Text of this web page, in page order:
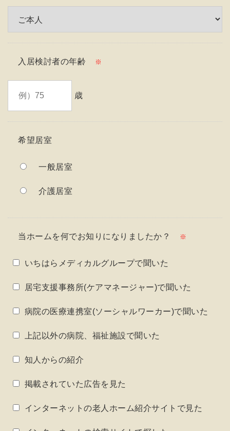
入居検討者の年齢 ※
歳
希望居室
一般居室
介護居室
当ホームを何でお知りになりましたか？ ※
いちはらメディカルグループで聞いた
居宅支援事務所(ケアマネージャー)で聞いた
病院の医療連携室(ソーシャルワーカー)で聞いた
上記以外の病院、福祉施設で聞いた
知人からの紹介
掲載されていた広告を見た
インターネットの老人ホーム紹介サイトで見た